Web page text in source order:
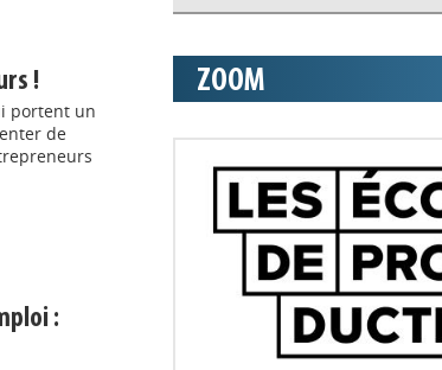
!
portent un
de
:
Appels à projets
ZOOM